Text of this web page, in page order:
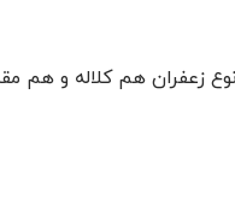
زعفران هم کلاله و هم